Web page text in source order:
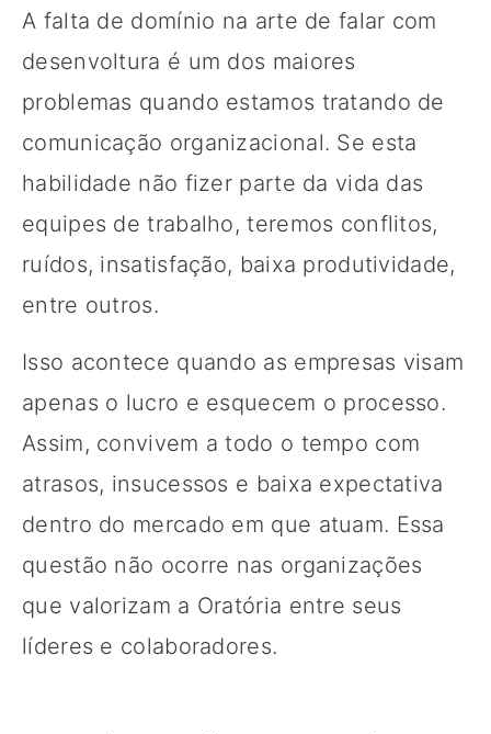
A falta de domínio na arte de falar com
desenvoltura é um dos maiores
problemas quando estamos tratando de
comunicação organizacional. Se esta
habilidade não fizer parte da vida das
equipes de trabalho, teremos conflitos,
ruídos, insatisfação, baixa produtividade,
entre outros.
Isso acontece quando as empresas visam
apenas o lucro e esquecem o processo.
Assim, convivem a todo o tempo com
atrasos, insucessos e baixa expectativa
dentro do mercado em que atuam. Essa
questão não ocorre nas organizações
que valorizam a Oratória entre seus
líderes e colaboradores.